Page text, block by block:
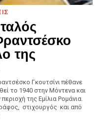
της
Γκουτσίνι πέθανε
το 1940 στην Μόντενα και
της Εμίλια Ρομάνια.
στιχουργός και από